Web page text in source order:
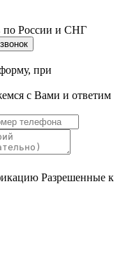
по России и СНГ
при
с Вами и ответим
Разрешенные к